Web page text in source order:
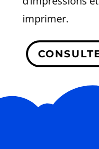
imprimer.